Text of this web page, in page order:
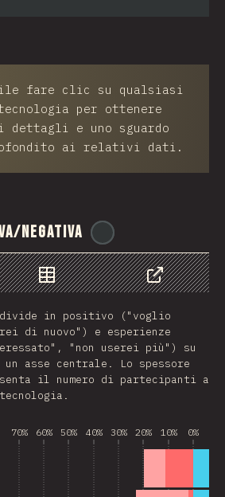
fare clic su qualsiasi
per ottenere
e uno sguardo
ai relativi dati.
negativa
Dati
Condividere
in positivo ("voglio
di nuovo") e esperienze
"non userei più") su
asse centrale. Lo spessore
il numero di partecipanti a
70% 60% 50% 40% 30% 20% 10% 0%